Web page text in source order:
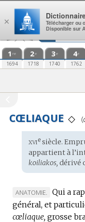
Aller au contenu
1 re
1694
2e
1718
3e
1740
4e
1762
CŒLIAQUE ◇ (
Étymologie
:
xviesiècle.
appartient à
koiliakos, dérivé
MARQUE
DE
DOMAINE
ANATOMIE.
Qui a
général, et
cœliaque, grosse
×
Télécharger ou
Disponible sur